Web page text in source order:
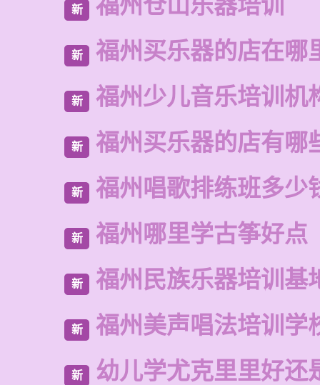
新 福州仓山乐器培训
新 福州买乐器的店在哪
新 福州少儿音乐培训机
新 福州买乐器的店有哪
新 福州唱歌排练班多少
新 福州哪里学古筝好点
新 福州民族乐器培训基
新 福州美声唱法培训学
新 幼儿学尤克里里好还